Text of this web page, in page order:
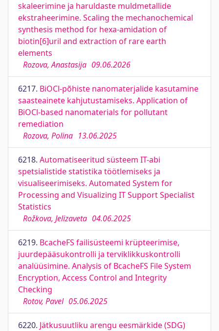
skaleerimine ja haruldaste muldmetallide
ekstraheerimine. Scaling the mechanochemical
synthesis method for hexa-amidation of
biotin[6]uril and extraction of rare earth
elements
Rozova, Anastasija 09.06.2026
6217. BiOCl-põhiste nanomaterjalide kasutamine
saasteainete kahjutustamiseks. Application of
BiOCl-based nanomaterials for pollutant
remediation
Rozova, Polina 13.06.2025
6218. Automatiseeritud süsteem IT-abi
spetsialistide statistika töötlemiseks ja
visualiseerimiseks. Automated System for
Processing and Visualizing IT Support Specialist
Statistics
Rožkova, Jelizaveta 04.06.2025
6219. BcacheFS failisüsteemi krüpteerimise,
juurdepääsukontrolli ja terviklikkuskontrolli
analüüsimine. Analysis of BcacheFS File System
Encryption, Access Control and Integrity
Checking
Rotov, Pavel 05.06.2025
6220. Jätkusuutliku arengu eesmärkide (SDG)